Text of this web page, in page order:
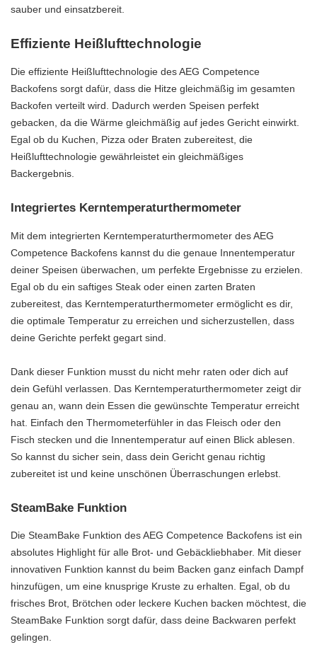
sauber und einsatzbereit.
Effiziente Heißlufttechnologie
Die effiziente Heißlufttechnologie des AEG Competence
Backofens sorgt dafür, dass die Hitze gleichmäßig im gesamten
Backofen verteilt wird. Dadurch werden Speisen perfekt
gebacken, da die Wärme gleichmäßig auf jedes Gericht einwirkt.
Egal ob du Kuchen, Pizza oder Braten zubereitest, die
Heißlufttechnologie gewährleistet ein gleichmäßiges
Backergebnis.
Integriertes Kerntemperaturthermometer
Mit dem integrierten Kerntemperaturthermometer des AEG
Competence Backofens kannst du die genaue Innentemperatur
deiner Speisen überwachen, um perfekte Ergebnisse zu erzielen.
Egal ob du ein saftiges Steak oder einen zarten Braten
zubereitest, das Kerntemperaturthermometer ermöglicht es dir,
die optimale Temperatur zu erreichen und sicherzustellen, dass
deine Gerichte perfekt gegart sind.
Dank dieser Funktion musst du nicht mehr raten oder dich auf
dein Gefühl verlassen. Das Kerntemperaturthermometer zeigt dir
genau an, wann dein Essen die gewünschte Temperatur erreicht
hat. Einfach den Thermometerfühler in das Fleisch oder den
Fisch stecken und die Innentemperatur auf einen Blick ablesen.
So kannst du sicher sein, dass dein Gericht genau richtig
zubereitet ist und keine unschönen Überraschungen erlebst.
SteamBake Funktion
Die SteamBake Funktion des AEG Competence Backofens ist ein
absolutes Highlight für alle Brot- und Gebäckliebhaber. Mit dieser
innovativen Funktion kannst du beim Backen ganz einfach Dampf
hinzufügen, um eine knusprige Kruste zu erhalten. Egal, ob du
frisches Brot, Brötchen oder leckere Kuchen backen möchtest, die
SteamBake Funktion sorgt dafür, dass deine Backwaren perfekt
gelingen.